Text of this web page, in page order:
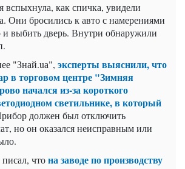
как спичка, увидели
Они бросились к авто с намерениями
выбить дверь. Внутри обнаружили
"Знай.uа", эксперты выяснили, что
в торговом центре "Зимняя
начался из-за короткого
светильнике, в который
должен был отключить
но он оказался неисправным или
чтона заводе по производству